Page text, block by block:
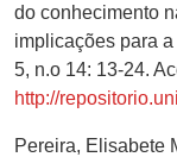
do conhecimento
implicações para
5, n.o 14: 13-24.
http://
Pereira, Elisabete